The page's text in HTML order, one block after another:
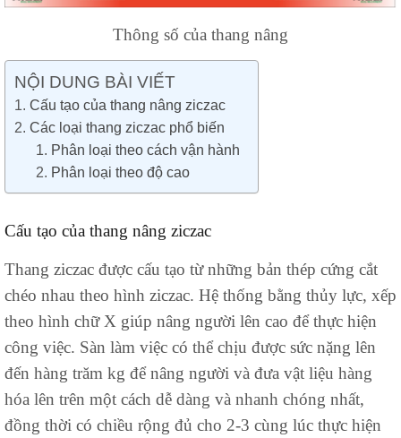
Thông số của thang nâng
NỘI DUNG BÀI VIẾT
Cấu tạo của thang nâng ziczac
Các loại thang ziczac phổ biến
Phân loại theo cách vận hành
Phân loại theo độ cao
Cấu tạo của thang nâng ziczac
Thang ziczac được cấu tạo từ những bản thép cứng cắt
chéo nhau theo hình ziczac. Hệ thống bằng thủy lực, xếp
theo hình chữ X giúp nâng người lên cao để thực hiện
công việc. Sàn làm việc có thể chịu được sức nặng lên
đến hàng trăm kg để nâng người và đưa vật liệu hàng
hóa lên trên một cách dễ dàng và nhanh chóng nhất,
đồng thời có chiều rộng đủ cho 2-3 cùng lúc thực hiện